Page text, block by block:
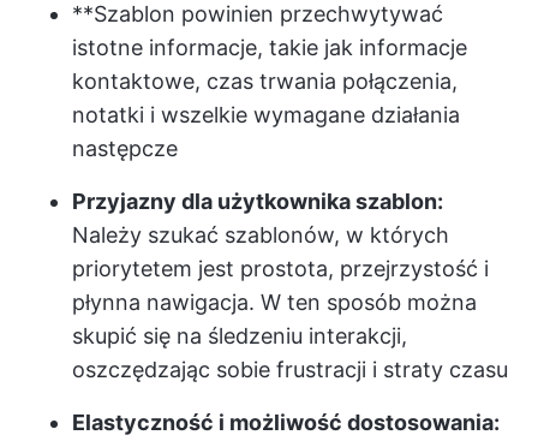
**Szablon powinien przechwytywać
istotne informacje, takie jak informacje
kontaktowe, czas trwania połączenia,
notatki i wszelkie wymagane działania
następcze
Przyjazny dla użytkownika szablon:
Należy szukać szablonów, w których
priorytetem jest prostota, przejrzystość i
płynna nawigacja. W ten sposób można
skupić się na śledzeniu interakcji,
oszczędzając sobie frustracji i straty czasu
Elastyczność i możliwość dostosowania: